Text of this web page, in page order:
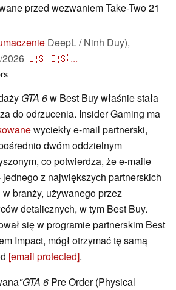
przed wezwaniem Take-Two 21
DeepL / Ninh Duy),
2026🇺🇸🇪🇸 ...
GTA 6w Best Buy właśnie stała
do odrzucenia. Insider Gaming ma
wyciekły e-mail partnerski,
dwóm oddzielnym
co potwierdza, że e-maile
z największych partnerskich
branży, używanego przez
detalicznych, w tym Best Buy.
się w programie partnerskim Best
Impact, mógł otrzymać tę samą
[email protected].
"GTA 6 Pre Order (Physical